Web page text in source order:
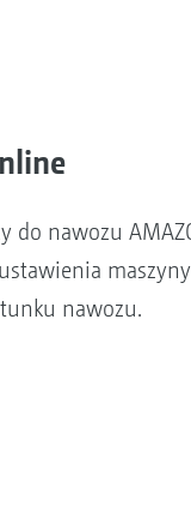
do nawozu
nawozu.